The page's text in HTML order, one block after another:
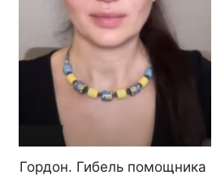
Гордон. Гибель помощника